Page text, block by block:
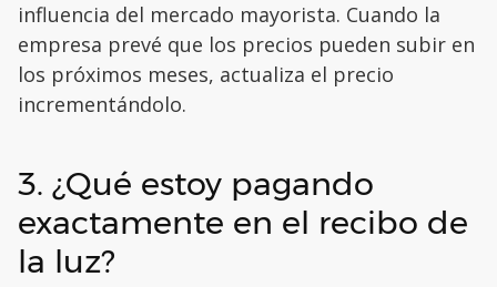
influencia del mercado mayorista. Cuando la
empresa prevé que los precios pueden subir en
los próximos meses, actualiza el precio
incrementándolo.
3. ¿Qué estoy pagando
exactamente en el recibo de
la luz?